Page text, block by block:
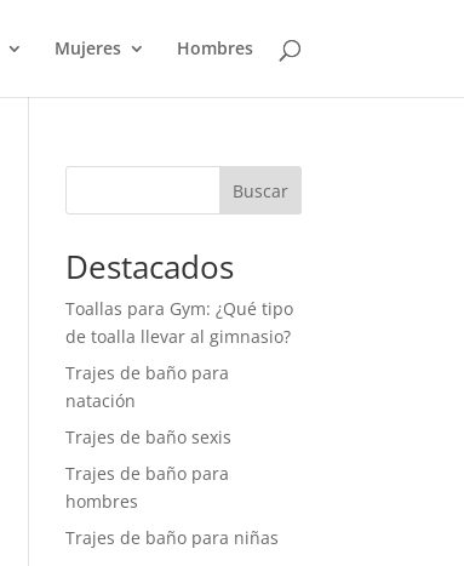
Mujeres Hombres
Buscar
Destacados
Toallas para Gym: ¿Qué tipo
de toalla llevar al gimnasio?
Trajes de baño para
natación
Trajes de baño sexis
Trajes de baño para
hombres
Trajes de baño para niñas